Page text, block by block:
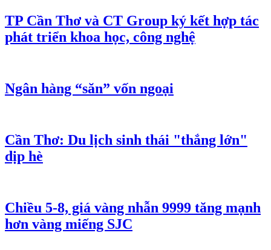
TP Cần Thơ và CT Group ký kết hợp tác
phát triển khoa học, công nghệ
Ngân hàng “săn” vốn ngoại
Cần Thơ: Du lịch sinh thái "thắng lớn"
dịp hè
Chiều 5-8, giá vàng nhẫn 9999 tăng mạnh
hơn vàng miếng SJC